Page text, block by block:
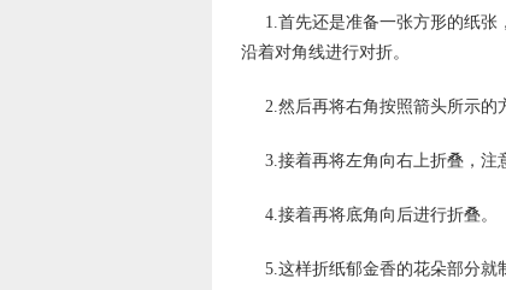
1.首先还是准备一张方形的纸
沿着对角线进行对折。
2.然后再将右角按照箭头所示的
3.接着再将左角向右上折叠，注
4.接着再将底角向后进行折叠。
5.这样折纸郁金香的花朵部分就